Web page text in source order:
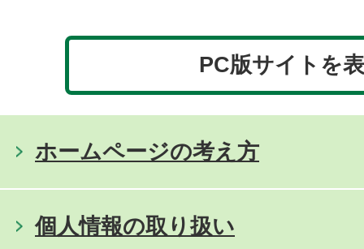
PC版サイトを
ホームページの考え方
個人情報の取り扱い